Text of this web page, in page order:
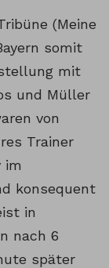
(Meine
somit
mit
und Müller
von
Trainer
im
konsequent
in
nach 6
später